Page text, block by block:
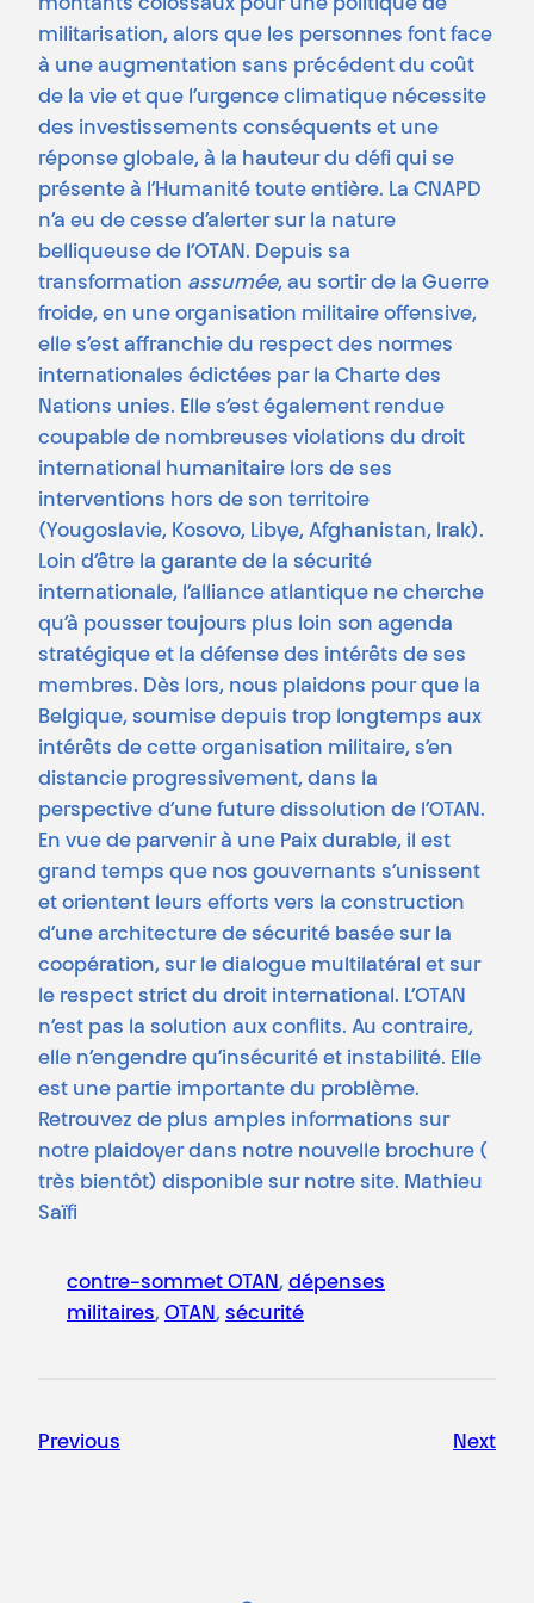
montants colossaux pour une politique de
militarisation, alors que les personnes font face
à une augmentation sans précédent du coût
de la vie et que l’urgence climatique nécessite
des investissements conséquents et une
réponse globale, à la hauteur du défi qui se
présente à l’Humanité toute entière. La CNAPD
n’a eu de cesse d’alerter sur la nature
belliqueuse de l’OTAN. Depuis sa
transformation assumée, au sortir de la Guerre
froide, en une organisation militaire offensive,
elle s’est affranchie du respect des normes
internationales édictées par la Charte des
Nations unies. Elle s’est également rendue
coupable de nombreuses violations du droit
international humanitaire lors de ses
interventions hors de son territoire
(Yougoslavie, Kosovo, Libye, Afghanistan, Irak).
Loin d’être la garante de la sécurité
internationale, l’alliance atlantique ne cherche
qu’à pousser toujours plus loin son agenda
stratégique et la défense des intérêts de ses
membres. Dès lors, nous plaidons pour que la
Belgique, soumise depuis trop longtemps aux
intérêts de cette organisation militaire, s’en
distancie progressivement, dans la
perspective d’une future dissolution de l’OTAN.
En vue de parvenir à une Paix durable, il est
grand temps que nos gouvernants s’unissent
et orientent leurs efforts vers la construction
d’une architecture de sécurité basée sur la
coopération, sur le dialogue multilatéral et sur
le respect strict du droit international. L’OTAN
n’est pas la solution aux conflits. Au contraire,
elle n’engendre qu’insécurité et instabilité. Elle
est une partie importante du problème.
Retrouvez de plus amples informations sur
notre plaidoyer dans notre nouvelle brochure (
très bientôt) disponible sur notre site. Mathieu
Saïfi
contre-sommet OTAN , dépenses
militaires, OTAN , sécurité
Previous Next